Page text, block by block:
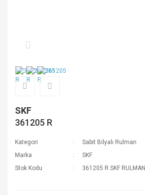
SKF
361205 R
Kategori
Sabit Bilyalı Rulman
Marka
SKF
Stok Kodu
361205 R SKF RULMAN